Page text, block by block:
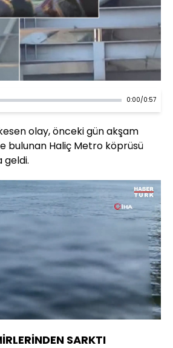
0:00/0:57
olay, önceki gün akşam
bulunan Haliç Metro köprüsü
geldi.
100.00%
Oynatma
Hızı
SARKTI